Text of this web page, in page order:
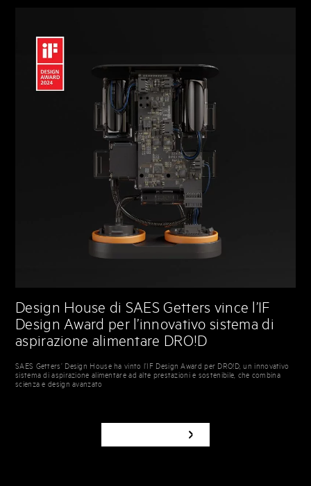
Design House di SAES Getters vince l’IF
Design Award per l’innovativo sistema di
aspirazione alimentare DRO!D
SAES Getters’ Design House ha vinto l’IF Design Award per DRO!D, un innovativo
sistema di aspirazione alimentare ad alte prestazioni e sostenibile, che combina
scienza e design avanzato